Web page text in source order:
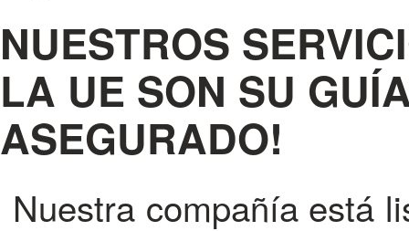
NUESTROS
LA UE SON SU
ASEGURADO!
Nuestra compañía está